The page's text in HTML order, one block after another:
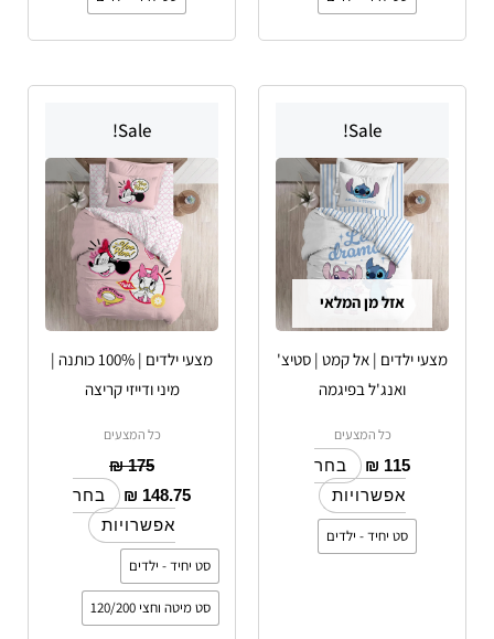
Sale!
אזל מן המלאי
מצעי ילדים | אל קמט | סטיצ'
ואנג'ל בפיגמה
כל המצעים
₪ 115
בחר
אפשרויות
יש
מספר
סוגים.
ניתן
לבחור
האפשרויות
בעמוד
המוצר
סט יחיד - ילדים
Sale!
מצעי ילדים | 100% כותנה |
מיני ודייזי קריצה
כל המצעים
₪175
₪ 148.75
בחר
אפשרויות
יש
מספר
סוגים.
ניתן
לבחור
את
האפשרויות
בעמוד
המוצר
סט יחיד - ילדים
סט מיטה וחצי 120/200